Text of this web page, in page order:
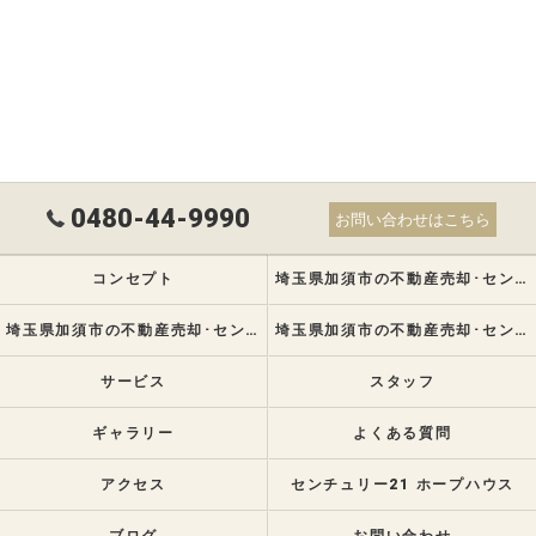
0480-44-9990 お問い合わせはこちら
コンセプト 埼玉県加須市の不動産売却･センチュリー21 ホープハウスの口コミ情報
埼玉県加須市の不動産売却･センチュリー21 ホープハウスの評判 埼玉県加須市の不動産売却･センチュリー21 ホープハウスのお客様の声
サービス スタッフ
ギャラリー よくある質問
アクセス センチュリー21 ホープハウス